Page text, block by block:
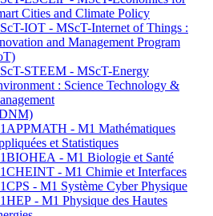
Cities and Climate Policy
IOT - MScT-Internet of Things :
and Management Program
STEEM - MScT-Energy
: Science Technology &
- M1 Mathématiques
et Statistiques
- M1 Biologie et Santé
- M1 Chimie et Interfaces
- M1 Système Cyber Physique
- M1 Physique des Hautes